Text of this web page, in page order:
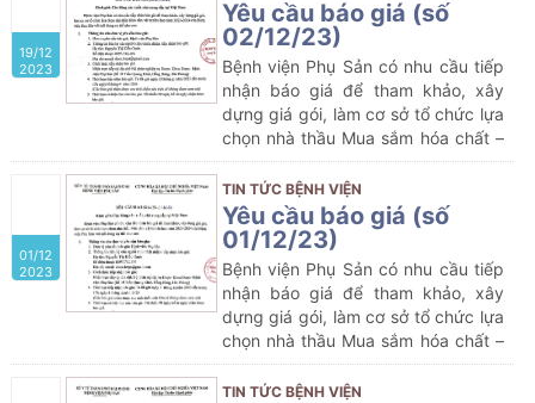
19/12
2023
Yêu cầu báo giá (số
02/12/23)
Bệnh viện Phụ Sản có nhu cầu tiếp
nhận báo giá để tham khảo, xây
dựng giá gói, làm cơ sở tổ chức lựa
chọn nhà thầu Mua sắm hóa chất –
vật tư y tế của Bệnh viện Phụ Sản
với nội dung cụ thể như sau:
01/12
2023
TIN TỨC BỆNH VIỆN
Yêu cầu báo giá (số
01/12/23)
Bệnh viện Phụ Sản có nhu cầu tiếp
nhận báo giá để tham khảo, xây
dựng giá gói, làm cơ sở tổ chức lựa
chọn nhà thầu Mua sắm hóa chất –
vật tư y tế của Bệnh viện Phụ Sản
TIN TỨC BỆNH VIỆN